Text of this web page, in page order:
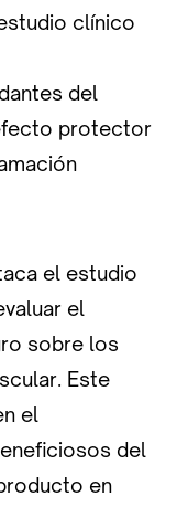
clínico
del
protector
el estudio
el
sobre los
Este
el
del
en